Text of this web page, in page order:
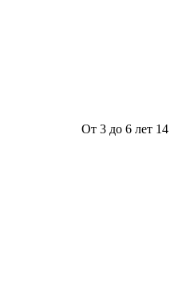
От 3 до 6 лет 14